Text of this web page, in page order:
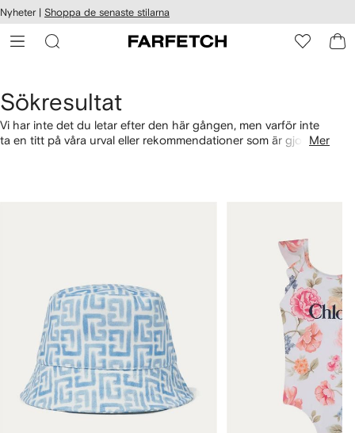
till
Nyheter | Shoppa de senaste stilarna
Sökresultat
Vi har inte det du letar efter den här gången, men varför inte
ta en titt på våra urval eller rekommendationer som är gjordaMer